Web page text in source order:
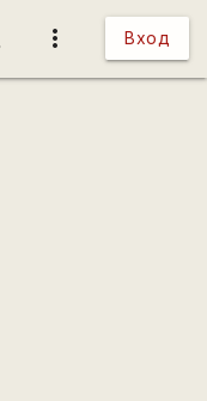
more_vert Вход